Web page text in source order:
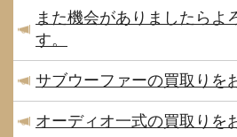
また機会がありましたらよ
す。
サブウーファーの買取りを
オーディオ一式の買取りを